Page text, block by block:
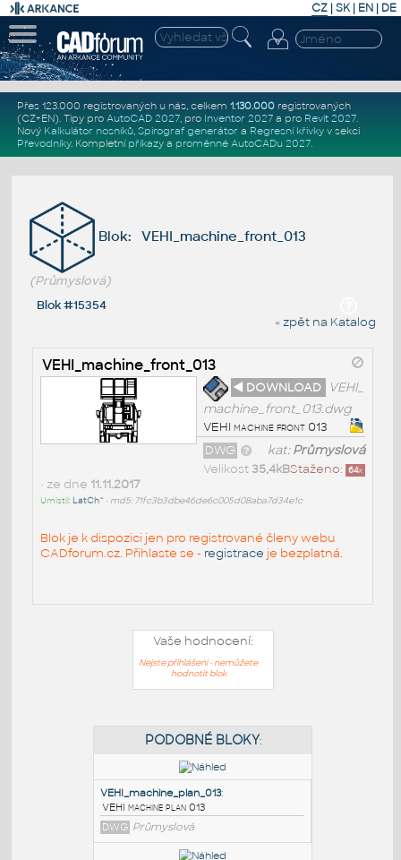
CZ | SK| EN | DE
Přes 123.000 registrovaných u nás, celkem 1.130.000registrovaných
(CZ+EN). Tipy pro AutoCAD 2027, pro Inventor 2027a pro Revit 2027.
Nový Kalkulátor nosníků, Spirograf generátor a Regresní křivkyv sekci
Převodníky. Kompletní příkazya proměnné AutoCADu 2027.
Blok: VEHI_machine_front_013
(Průmyslová)
Blok #15354
« zpět na Katalog
VEHI_machine_front_013
◄ DOWNLOAD
VEHI_
machine_front_013.dwg
VEHI machine front 013
kat:Průmyslová
DWG
Staženo: 64x
Velikost35,4kB
• ze dne 11.11.2017
Umístil: LatCh^ • md5: 71fc3b3dbe46de6c005d08aba7d34e1c
Blok je k dispozici jen pro registrované členy webu
CADforum.cz. Přihlaste se - registrace je bezplatná.
Vaše hodnocení:
Nejste přihlášeni - nemůžete
hodnotit blok